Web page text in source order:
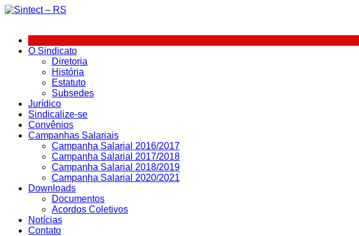
Ir
conteúdo
O Sindicato
Diretoria
História
Estatuto
Subsedes
Jurídico
Sindicalize-se
Convênios
Campanhas Salariais
Campanha Salarial 2016/2017
Campanha Salarial 2017/2018
Campanha Salarial 2018/2019
Campanha Salarial 2020/2021
Downloads
Documentos
Acordos Coletivos
Notícias
Contato